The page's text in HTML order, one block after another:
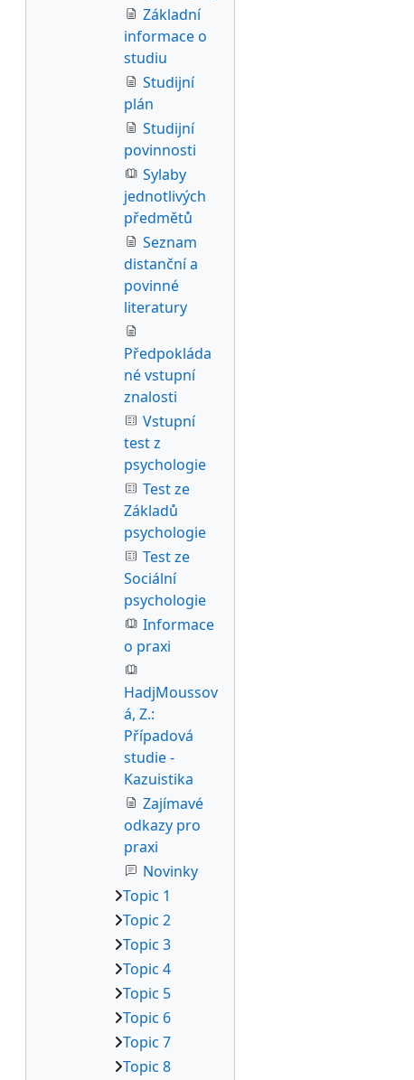
Základní
informace o
studiu
Studijní
plán
Studijní
povinnosti
Sylaby
jednotlivých
předmětů
Seznam
distanční a
povinné
literatury
Předpokláda
né vstupní
znalosti
Vstupní
test z
psychologie
Test ze
Základů
psychologie
Test ze
Sociální
psychologie
Informace
o praxi
HadjMoussov
á, Z.:
Případová
studie -
Kazuistika
Zajímavé
odkazy pro
praxi
Novinky
Topic 1
Topic 2
Topic 3
Topic 4
Topic 5
Topic 6
Topic 7
Topic 8